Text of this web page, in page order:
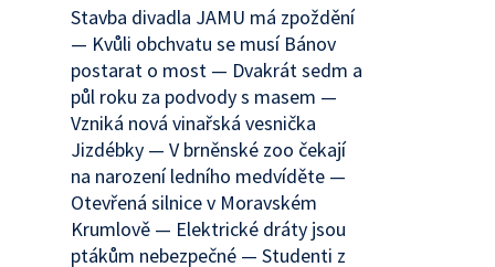
Stavba divadla JAMU má zpoždění
— Kvůli obchvatu se musí Bánov
postarat o most — Dvakrát sedm a
půl roku za podvody s masem —
Vzniká nová vinařská vesnička
Jizdébky — V brněnské zoo čekají
na narození ledního medvíděte —
Otevřená silnice v Moravském
Krumlově — Elektrické dráty jsou
ptákům nebezpečné — Studenti z